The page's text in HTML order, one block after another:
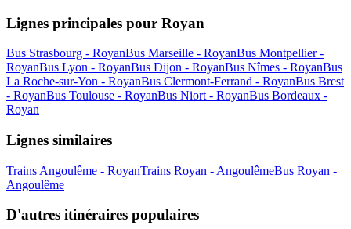
Lignes principales pour Royan
Bus Strasbourg - RoyanBus Marseille - RoyanBus Montpellier -
RoyanBus Lyon - RoyanBus Dijon - RoyanBus Nîmes - RoyanBus
La Roche-sur-Yon - RoyanBus Clermont-Ferrand - RoyanBus Brest
- RoyanBus Toulouse - RoyanBus Niort - RoyanBus Bordeaux -
Royan
Lignes similaires
Trains Angoulême - RoyanTrains Royan - AngoulêmeBus Royan -
Angoulême
D'autres itinéraires populaires